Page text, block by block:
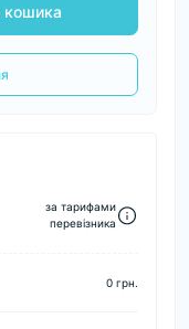
за тарифами
перевізника
0 грн.